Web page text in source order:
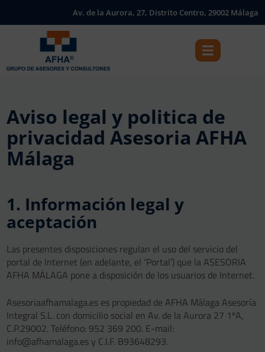
Av. de la Aurora, 27, Distrito Centro, 29002 Málaga
Aviso legal y politica de
privacidad Asesoria AFHA
Málaga
1. Información legal y
aceptación
Las presentes disposiciones regulan el uso del servicio del
portal de Internet (en adelante, el ‘Portal’) que la ASESORIA
AFHA MÁLAGA pone a disposición de los usuarios de Internet.
Asesoriaafhamalaga.es es propiedad de AFHA Málaga Asesoría
Integral S.L. con domicilio social en Av. de la Aurora 27 1ºA,
C.P.29002. Teléfono: 952 369 200. E-mail:
info@afhamalaga.es y C.I.F. B93648293.